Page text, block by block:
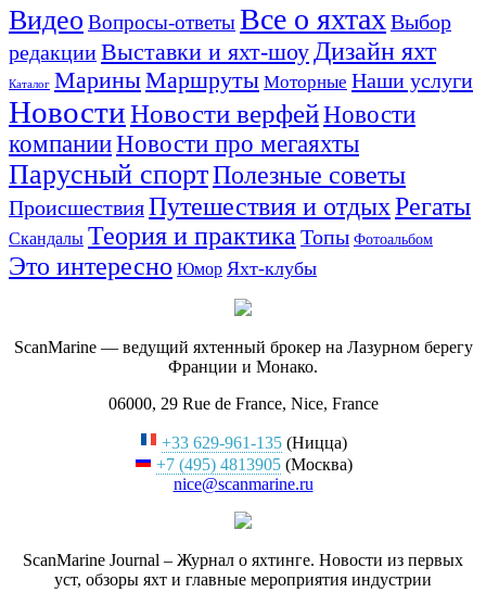
Видео Вопросы-ответыВсе о яхтах Выбор
редакцииВыставки и яхт-шоу Дизайн яхт
Каталог МариныМаршруты Моторные Наши услуги
НовостиНовости верфейНовости
компанииНовости про мегаяхты
Парусный спортПолезные советы
ПроисшествияПутешествия и отдыхРегаты
Скандалы Теория и практика Топы Фотоальбом
Это интересно Юмор Яхт-клубы
ScanMarine — ведущий яхтенный брокер на Лазурном берегу
Франции и Монако.
06000, 29 Rue de France, Nice, France
+33 629-961-135(Ницца)
+7 (495) 4813905(Москва)
nice@scanmarine.ru
ScanMarine Journal – Журнал о яхтинге. Новости из первых
уст, обзоры яхт и главные мероприятия индустрии